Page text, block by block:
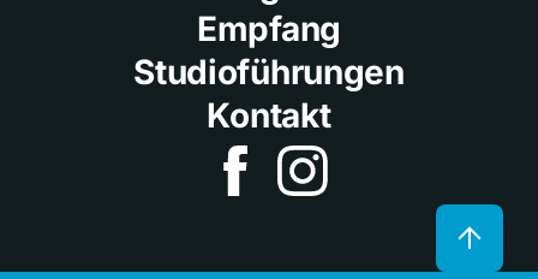
Empfang
Studioführungen
Kontakt